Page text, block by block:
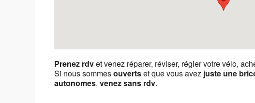
Prenez rdvet venez réparer, réviser, régler votre vélo,
Si nous sommesouvertset que vous avez juste une
autonomes, venez sans rdv.